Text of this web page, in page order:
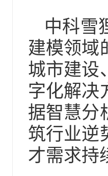
中科雪
建模领域
城市建设
字化解决
据智慧分
筑行业逆
才需求持